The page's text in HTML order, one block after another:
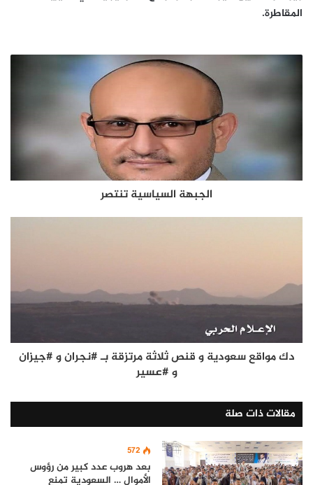
المقاطرة.
الجبهة السياسية تنتصر
دك مواقع سعودية و قنص ثلاثة مرتزقة بـ #نجران و #جيزان
و #عسير
مقالات ذات صلة
572
بعد هروب عدد كبير من رؤوس
الأموال … السعودية تمنع